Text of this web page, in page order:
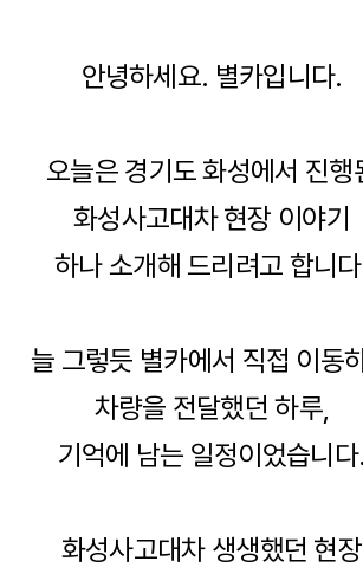
안녕하세요. 별카입니다.
오늘은 경기도 화성에서 진행
화성사고대차 현장 이야기
하나 소개해 드리려고 합니
늘 그렇듯 별카에서 직접 이동
차량을 전달했던 하루,
기억에 남는 일정이었습니
화성사고대차 생생했던 현장